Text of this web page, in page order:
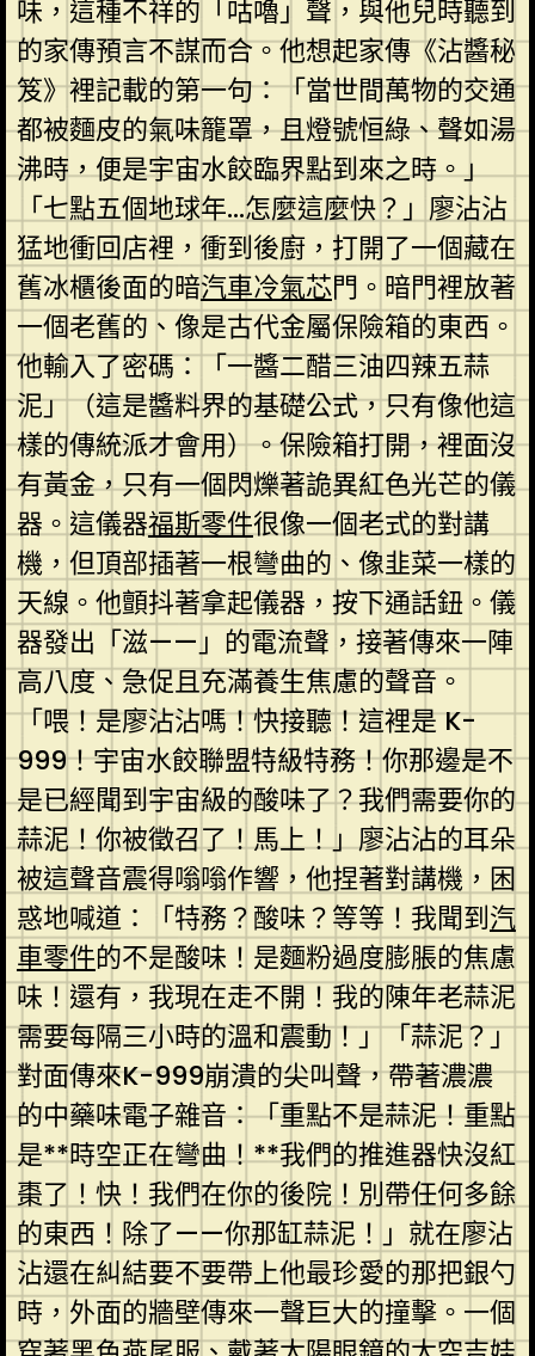
味，這種不祥的「咕嚕」聲，與他兒時聽到
的家傳預言不謀而合。他想起家傳《沾醬秘
笈》裡記載的第一句：「當世間萬物的交通
都被麵皮的氣味籠罩，且燈號恒綠、聲如湯
沸時，便是宇宙水餃臨界點到來之時。」
「七點五個地球年…怎麼這麼快？」廖沾沾
猛地衝回店裡，衝到後廚，打開了一個藏在
舊冰櫃後面的暗汽車冷氣芯門。暗門裡放著
一個老舊的、像是古代金屬保險箱的東西。
他輸入了密碼：「一醬二醋三油四辣五蒜
泥」（這是醬料界的基礎公式，只有像他這
樣的傳統派才會用）。保險箱打開，裡面沒
有黃金，只有一個閃爍著詭異紅色光芒的儀
器。這儀器福斯零件很像一個老式的對講
機，但頂部插著一根彎曲的、像韭菜一樣的
天線。他顫抖著拿起儀器，按下通話鈕。儀
器發出「滋——」的電流聲，接著傳來一陣
高八度、急促且充滿養生焦慮的聲音。
「喂！是廖沾沾嗎！快接聽！這裡是 K-
999！宇宙水餃聯盟特級特務！你那邊是不
是已經聞到宇宙級的酸味了？我們需要你的
蒜泥！你被徵召了！馬上！」廖沾沾的耳朵
被這聲音震得嗡嗡作響，他捏著對講機，困
惑地喊道：「特務？酸味？等等！我聞到汽
車零件的不是酸味！是麵粉過度膨脹的焦慮
味！還有，我現在走不開！我的陳年老蒜泥
需要每隔三小時的溫和震動！」「蒜泥？」
對面傳來K-999崩潰的尖叫聲，帶著濃濃
的中藥味電子雜音：「重點不是蒜泥！重點
是**時空正在彎曲！**我們的推進器快沒紅
棗了！快！我們在你的後院！別帶任何多餘
的東西！除了——你那缸蒜泥！」就在廖沾
沾還在糾結要不要帶上他最珍愛的那把銀勺
時，外面的牆壁傳來一聲巨大的撞擊。一個